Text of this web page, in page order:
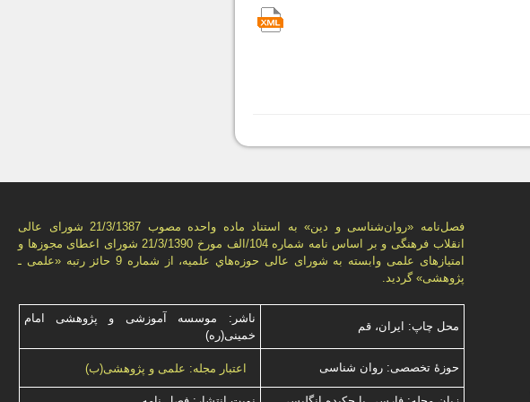
فصل‌نامه «روان‌شناسی و دين» به استناد ماده واحده مصوب 21/3/1387 شورای عالی
انقلاب فرهنگی و بر اساس نامه شماره 104/الف مورخ 21/3/1390 شورای اعطای مجوزها و
امتيازهای علمی وابسته به شورای عالی حوزه‌هاي علميه، از شماره 9 حائز رتبه «علمی ـ
پژوهشی» گرديد.
محل چاپ: ایران، قم
ناشر: موسسه آموزشی و پژوهشی امام
خمینی(ره)
حوزۀ تخصصی: روان شناسی اعتبار مجله: علمی و پژوهشی(ب)